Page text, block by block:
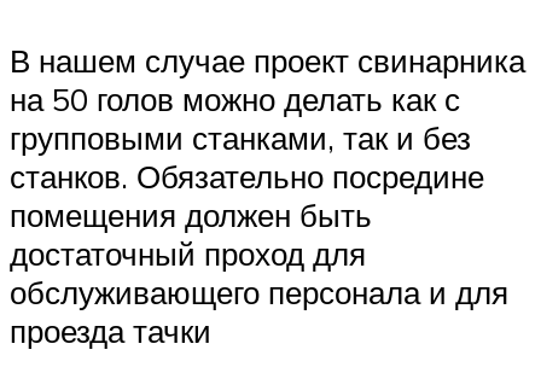
В нашем случае проект свинарника
на 50 голов можно делать как с
групповыми станками, так и без
станков. Обязательно посредине
помещения должен быть
достаточный проход для
обслуживающего персонала и для
проезда тачки